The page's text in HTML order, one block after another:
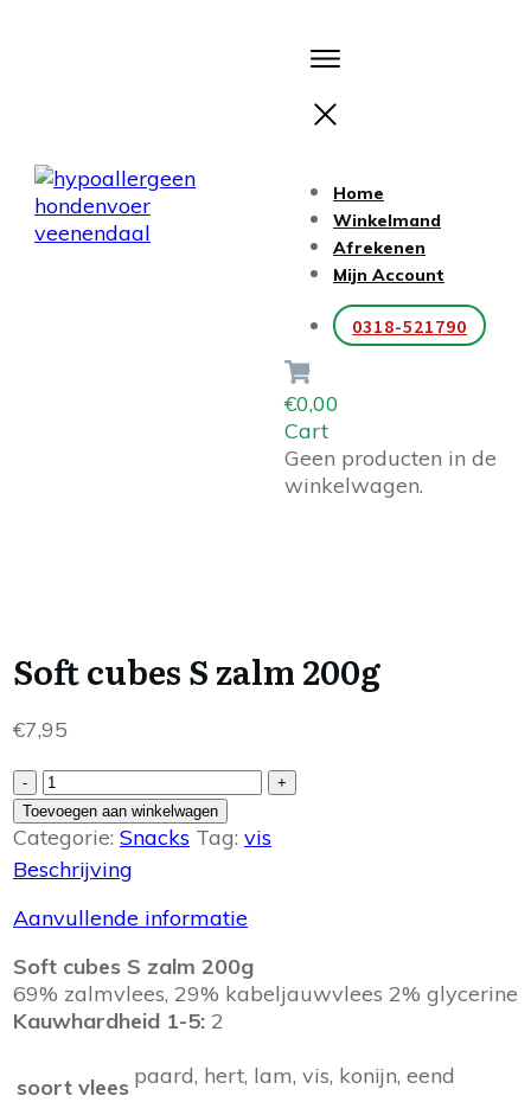
Home
Winkelmand
Afrekenen
Mijn Account
0318-521790
€0,00
Cart
Geen producten in de
winkelwagen.
Soft cubes S zalm 200g
€7,95
-
Soft
cubes
S
zalm
200g
aantal
+
Toevoegen aan winkelwagen
Categorie: Snacks Tag: vis
Beschrijving
Aanvullende informatie
Soft cubes S zalm 200g
69% zalmvlees, 29% kabeljauwvlees 2% glycerine
Kauwhardheid 1-5: 2
soort vlees paard, hert, lam, vis, konijn, eend